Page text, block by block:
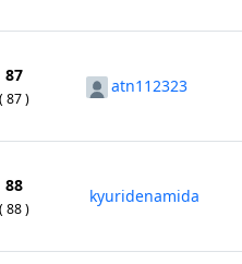
87
( 87 )
atn112323
88
( 88 )
kyuridenamida